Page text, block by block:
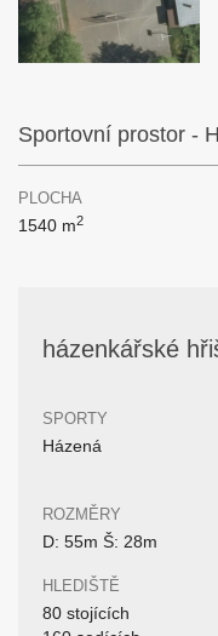
Sportovní prostor -
PLOCHA
1540 m2
házenkářské
SPORTY
Házená
ROZMĚRY
D: 55m Š: 28m
HLEDIŠTĚ
80 stojících